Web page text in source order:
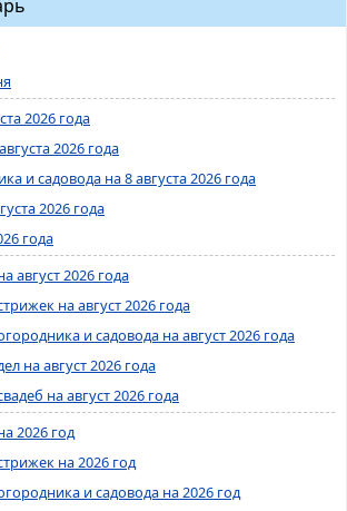
2026 года
2026 года
и садовода на 8 августа 2026 года
2026 года
года
август 2026 года
на август 2026 года
и садовода на август 2026 года
на август 2026 года
на август 2026 года
2026 год
на 2026 год
и садовода на 2026 год